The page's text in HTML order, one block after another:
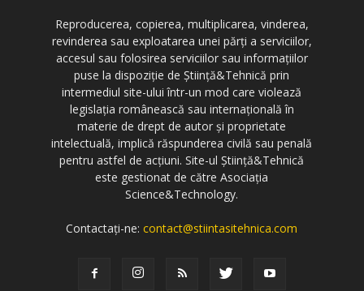
Reproducerea, copierea, multiplicarea, vinderea,
revinderea sau exploatarea unei părți a serviciilor,
accesul sau folosirea serviciilor sau informațiilor
puse la dispoziție de Știință&Tehnică prin
intermediul site-ului într-un mod care violează
legislația românească sau internațională în
materie de drept de autor și proprietate
intelectuală, implică răspunderea civilă sau penală
pentru astfel de acțiuni. Site-ul Știință&Tehnică
este gestionat de către Asociația
Science&Technology.
Contactați-ne:contact@stiintasitehnica.com